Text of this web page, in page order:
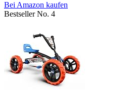
Bei Amazon kaufen
Bestseller No. 4